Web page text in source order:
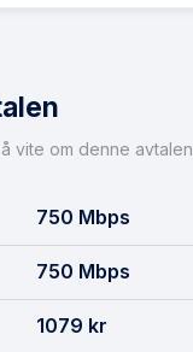
vite om denne avtalen
750 Mbps
750 Mbps
1079 kr